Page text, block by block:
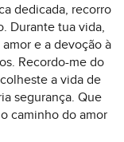
dedicada, recorro
Durante tua vida,
e a devoção à
Recordo-me do
a vida de
segurança. Que
caminho do amor